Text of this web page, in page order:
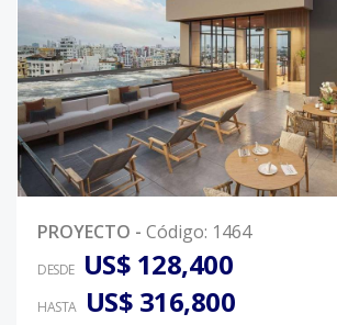
PROYECTO - Código: 1464
DESDE US$ 128,400
HASTA US$ 316,800